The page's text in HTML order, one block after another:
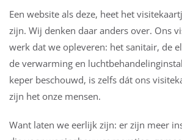
Een website als deze, heet het
zijn. Wij denken daar anders over. Ons
werk dat we opleveren: het sanitair, de
de verwarming en
keper beschouwd, is zelfs dát ons
zijn het onze mensen.
Want laten we eerlijk zijn: er zijn meer